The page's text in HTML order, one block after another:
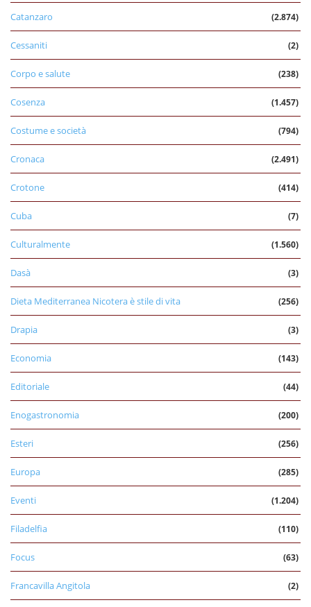
Catanzaro (2.874)
Cessaniti (2)
Corpo e salute (238)
Cosenza (1.457)
Costume e società (794)
Cronaca (2.491)
Crotone (414)
Cuba (7)
Culturalmente (1.560)
Dasà (3)
Dieta Mediterranea Nicotera è stile di vita (256)
Drapia (3)
Economia (143)
Editoriale (44)
Enogastronomia (200)
Esteri (256)
Europa (285)
Eventi (1.204)
Filadelfia (110)
Focus (63)
Francavilla Angitola (2)